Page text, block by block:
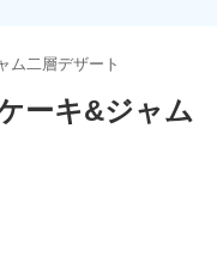
ム二層デザート
ーキ&ジャム